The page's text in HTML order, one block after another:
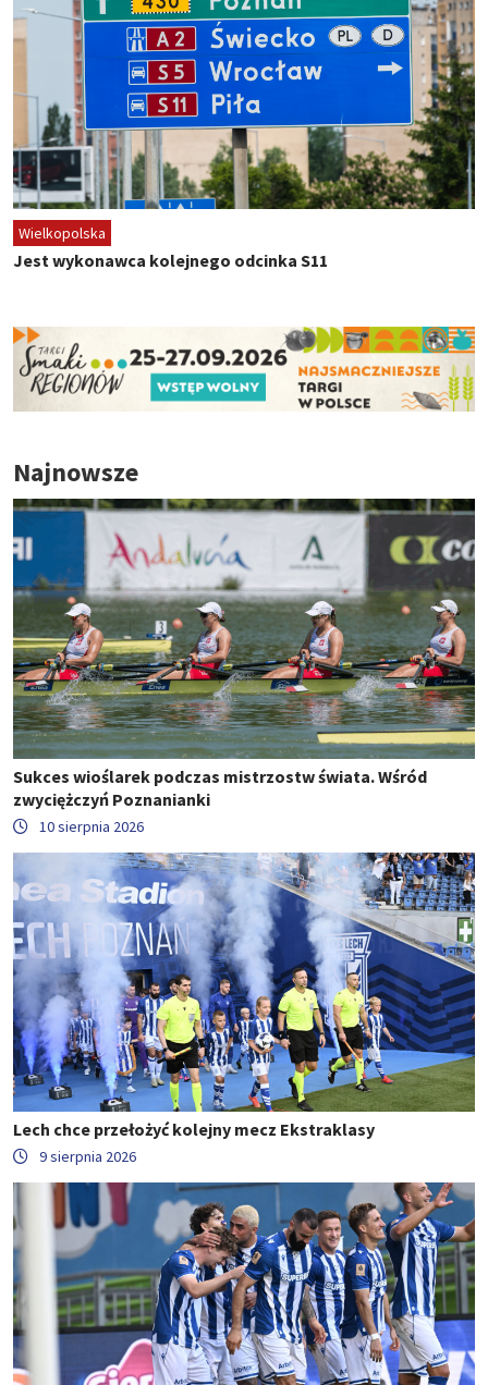
Wielkopolska
Jest wykonawca kolejnego odcinka S11
Najnowsze
Sukces wioślarek podczas mistrzostw świata. Wśród
zwyciężczyń Poznanianki
10 sierpnia 2026
Lech chce przełożyć kolejny mecz Ekstraklasy
9 sierpnia 2026